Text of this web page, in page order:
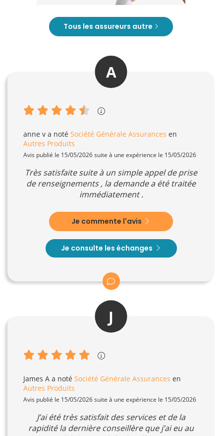
Tous les assureurs autre
A
anne v a noté Société Générale Assurances en
Autres Produits
Avis publié le 15/05/2026 suite à une expérience le 15/05/2026
Très satisfaite suite à un simple appel de prise
de renseignements , la demande a été traitée
immédiatement .
Je commente l'avis
Je consulte les échanges
J
James A a noté Société Générale Assurances en
Autres Produits
Avis publié le 15/05/2026 suite à une expérience le 15/05/2026
J’ai été très satisfait des services et de la
rapidité la dernière conseillère que j’ai eu au